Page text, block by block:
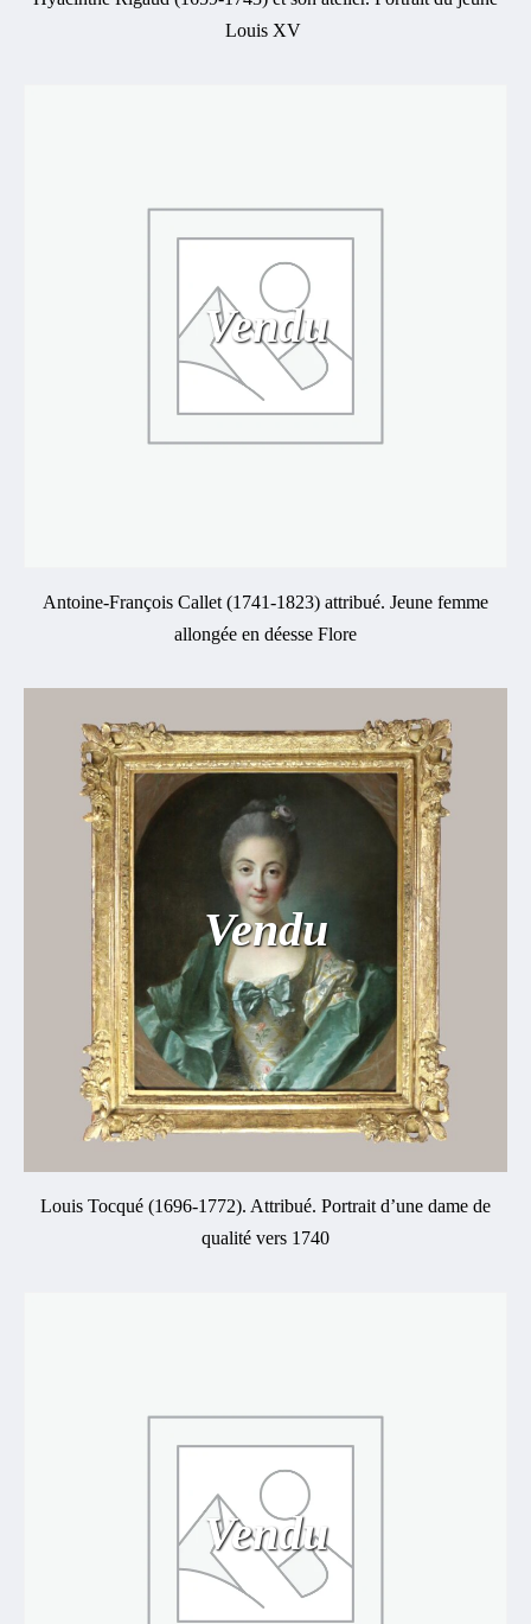
Louis XV
Vendu
Antoine-François Callet (1741-1823) attribué. Jeune femme
allongée en déesse Flore
Vendu
Louis Tocqué (1696-1772). Attribué. Portrait d’une dame de
qualité vers 1740
Vendu